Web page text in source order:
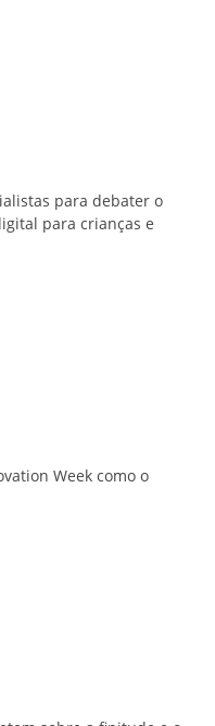
para debater o
para crianças e
Week como o